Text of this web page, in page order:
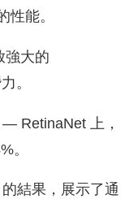
性能。
強大的
。
RetinaNet 上，
。
結果，展示了通